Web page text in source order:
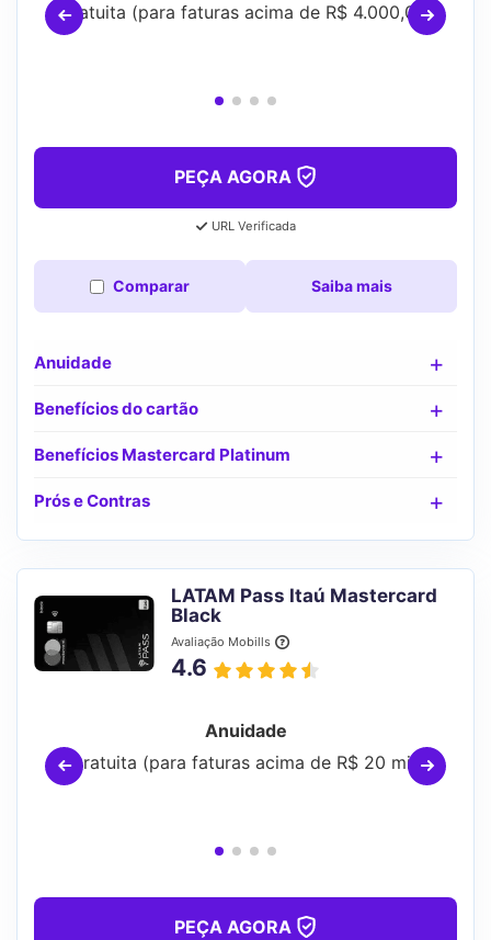
Gratuita (para faturas acima de R$ 4.000,00)
PEÇA AGORA
URL Verificada
Comparar Saiba mais
Anuidade
Benefícios do cartão
Benefícios Mastercard Platinum
Prós e Contras
LATAM Pass Itaú Mastercard
Black
Avaliação Mobills
4.6
Anuidade
Gratuita (para faturas acima de R$ 20 mil)
PEÇA AGORA